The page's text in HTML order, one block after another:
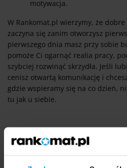
motywacja.
W Rankomat.pl wierzymy, że
zaczyna się zanim otworzysz
pierwszego dnia masz przy sobie
pomoże Ci ogarnąć realia pracy,
szybciej rozwinąć skrzydła. Jeśli
cenisz otwartą komunikację i
gdzie wspieramy się na co dzień,
tu jak u siebie.